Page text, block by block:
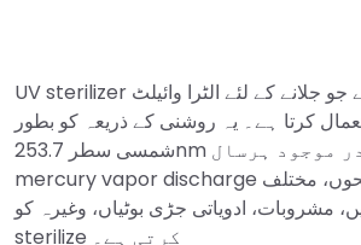
UV sterilizer مشین ایک ایسا آلہ ہے جو جلانے کے لئے الٹرا وائیلٹ
کرتا ہے۔ یہ روشنی کے ذریعہ کو بطور
شمسی سطر 253.7nm کے تابکاری اندر موجود ہرسال
mercury vapor discharge کے ذریعے نباتاتی سطحوں، مختلف
مشروبات، ادویاتی جڑی بوٹیاں، وغیرہ کو
sterilize کرتی ہے۔